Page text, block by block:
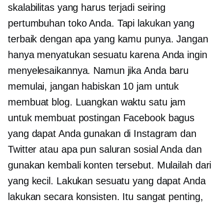
skalabilitas yang harus terjadi seiring
pertumbuhan toko Anda. Tapi lakukan yang
terbaik dengan apa yang kamu punya. Jangan
hanya menyatukan sesuatu karena Anda ingin
menyelesaikannya. Namun jika Anda baru
memulai, jangan habiskan 10 jam untuk
membuat blog. Luangkan waktu satu jam
untuk membuat postingan Facebook bagus
yang dapat Anda gunakan di Instagram dan
Twitter atau apa pun saluran sosial Anda dan
gunakan kembali konten tersebut. Mulailah dari
yang kecil. Lakukan sesuatu yang dapat Anda
lakukan secara konsisten. Itu sangat penting,